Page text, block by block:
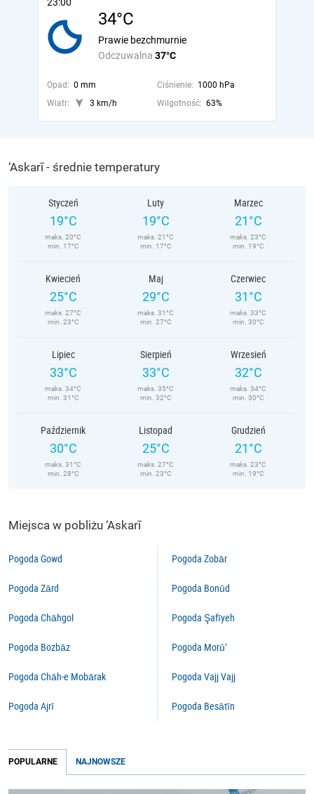
34°C
Odczuwalna 37°C
Prawie bezchmurnie
Opad: 0 mm Ciśnienie: 1000 hPa
Wiatr:
3 km/h Wilgotność: 63%
‘Askarī - średnie temperatury
Styczeń
19°C
maks. 20°C
min. 17°C
Luty
19°C
maks. 21°C
min. 17°C
Marzec
21°C
maks. 23°C
min. 19°C
Kwiecień
25°C
maks. 27°C
min. 23°C
Maj
29°C
maks. 31°C
min. 27°C
Czerwiec
31°C
maks. 33°C
min. 30°C
Lipiec
33°C
maks. 34°C
min. 31°C
Sierpień
33°C
maks. 35°C
min. 32°C
Wrzesień
32°C
maks. 34°C
min. 30°C
Październik
30°C
maks. 31°C
min. 28°C
Listopad
25°C
maks. 27°C
min. 23°C
Grudzień
21°C
maks. 23°C
min. 19°C
Miejsca w pobliżu ‘Askarī
Pogoda Gowd
Pogoda Zārd
Pogoda Chāhgol
Pogoda Bozbāz
Pogoda Chāh-e Mobārak
Pogoda Ajrī
Pogoda Zobār
Pogoda Bonūd
Pogoda Şafīyeh
Pogoda Morū‘
Pogoda Vajj Vajj
Pogoda Besātīn
POPULARNE NAJNOWSZE